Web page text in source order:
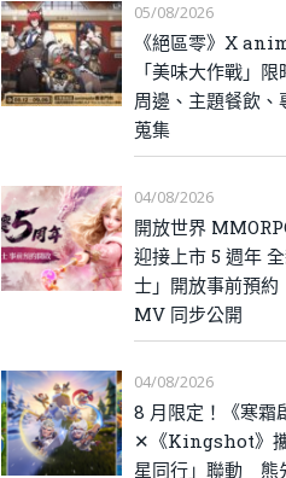
05/08/2026
《絕區零》X
「美味大作戰」
周邊、主題餐飲、
蒐集
04/08/2026
開放世界
迎接上市 5 週年
士」開放事前預
MV 同步公開
04/08/2026
8 月限定！《寒霜
✕《Kingshot》
星同行」聯動 熊